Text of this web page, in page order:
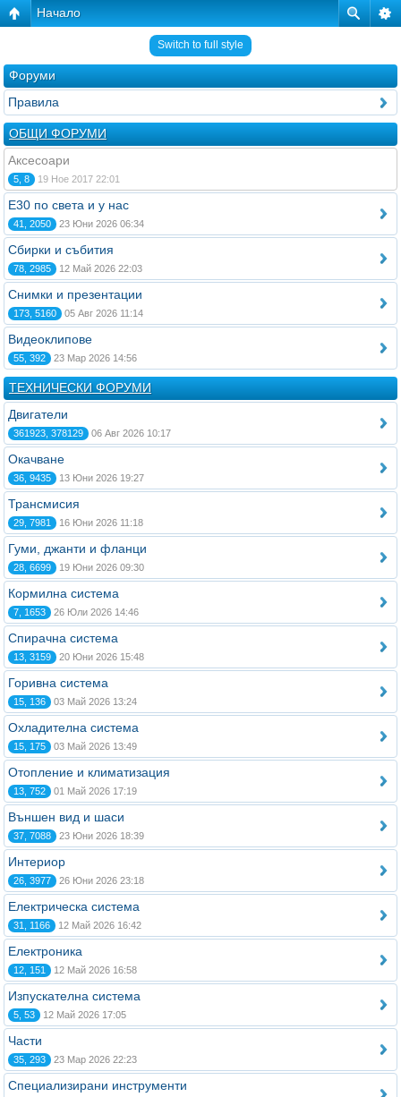
Начало
Switch to full style
Форуми
Правила
ОБЩИ ФОРУМИ
Аксесоари
5, 8 19 Ное 2017 22:01
E30 по света и у нас
41, 2050 23 Юни 2026 06:34
Сбирки и събития
78, 2985 12 Май 2026 22:03
Снимки и презентации
173, 5160 05 Авг 2026 11:14
Видеоклипове
55, 392 23 Мар 2026 14:56
ТЕХНИЧЕСКИ ФОРУМИ
Двигатели
361923, 378129 06 Авг 2026 10:17
Окачване
36, 9435 13 Юни 2026 19:27
Трансмисия
29, 7981 16 Юни 2026 11:18
Гуми, джанти и фланци
28, 6699 19 Юни 2026 09:30
Кормилна система
7, 1653 26 Юли 2026 14:46
Спирачна система
13, 3159 20 Юни 2026 15:48
Горивна система
15, 136 03 Май 2026 13:24
Охладителна система
15, 175 03 Май 2026 13:49
Отопление и климатизация
13, 752 01 Май 2026 17:19
Външен вид и шаси
37, 7088 23 Юни 2026 18:39
Интериор
26, 3977 26 Юни 2026 23:18
Електрическа система
31, 1166 12 Май 2026 16:42
Електроника
12, 151 12 Май 2026 16:58
Изпускателна система
5, 53 12 Май 2026 17:05
Части
35, 293 23 Мар 2026 22:23
Специализирани инструменти